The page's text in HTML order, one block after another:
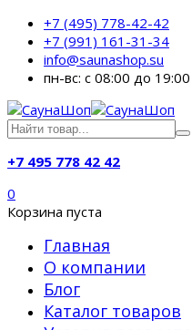
+7 (495) 778-42-42
+7 (991) 161-31-34
info@saunashop.su
пн-вс: с 08:00 до 19:00
+7 495 778 42 42
0
Корзина пуста
Главная
О компании
Блог
Каталог товаров